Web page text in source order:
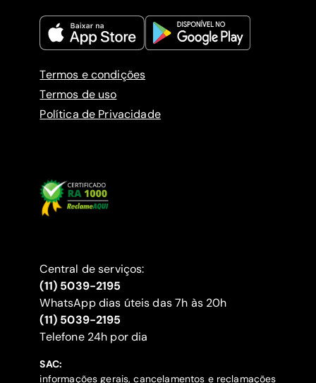
Termos e condições
Termos de uso
Política de Privacidade
Central de serviços:
(11) 5039-2195
WhatsApp dias úteis das 7h às 20h
(11) 5039-2195
‍Telefone 24h por dia
SAC:
informações gerais, cancelamentos e reclamações